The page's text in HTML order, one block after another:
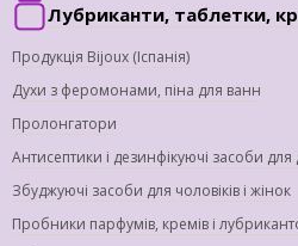
Лубриканти, таблетки,
Продукція Bijoux (Іспанія)
Духи з феромонами, піна для ванн
Пролонгатори
Антисептики і дезинфікуючі засоби
Збуджуючі засоби для чоловіків і жінок
Пробники парфумів, кремів і